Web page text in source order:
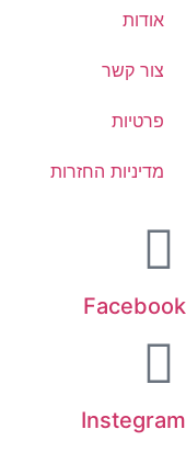
אודות
צור קשר
פרטיות
מדיניות החזרות
Facebook
Instegram